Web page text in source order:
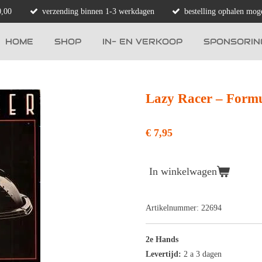
verzending binnen 1-3 werkdagen bestelling ophalen
HOME SHOP IN- EN VERKOOP
Lazy Racer ‎–
€ 7,95
In winkelwagen
Artikelnummer: 22694
2e Hands
Levertijd: 2 a 3 dagen